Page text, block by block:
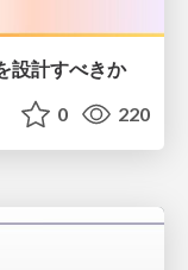
設計すべきか
0 220